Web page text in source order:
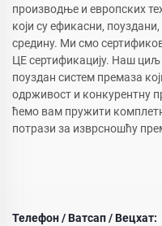
производње и европских
који су ефикасни,
средину. Ми смо
ЦЕ сертификацију. Наш
поуздан систем премаза
одрживост и конкурентну
ћемо вам пружити
потрази за изврсношћу
Телефон / Ватсап / Вецхат: